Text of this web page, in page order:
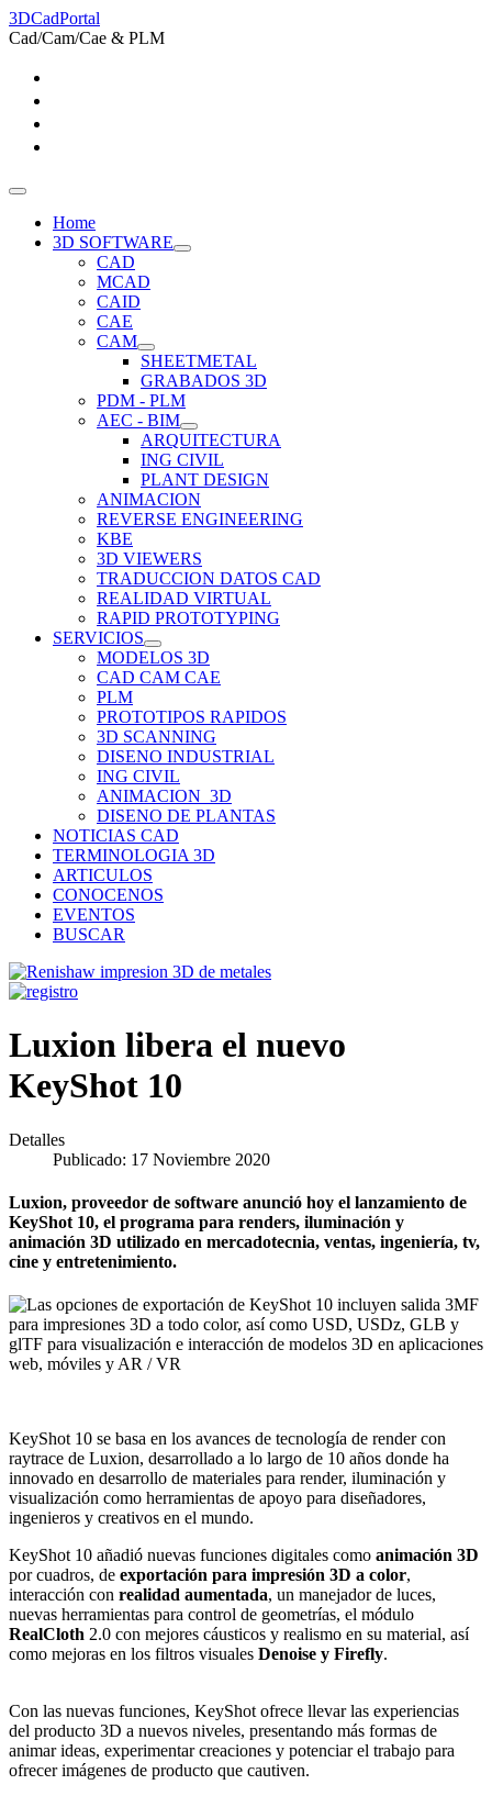
3DCadPortal
Cad/Cam/Cae & PLM
Home
3D SOFTWARE
CAD
MCAD
CAID
CAE
CAM
SHEETMETAL
GRABADOS 3D
PDM - PLM
AEC - BIM
ARQUITECTURA
ING CIVIL
PLANT DESIGN
ANIMACION
REVERSE ENGINEERING
KBE
3D VIEWERS
TRADUCCION DATOS CAD
REALIDAD VIRTUAL
RAPID PROTOTYPING
SERVICIOS
MODELOS 3D
CAD CAM CAE
PLM
PROTOTIPOS RAPIDOS
3D SCANNING
DISENO INDUSTRIAL
ING CIVIL
ANIMACION_3D
DISENO DE PLANTAS
NOTICIAS CAD
TERMINOLOGIA 3D
ARTICULOS
CONOCENOS
EVENTOS
BUSCAR
Luxion libera el nuevo
KeyShot 10
Detalles
Publicado: 17 Noviembre 2020
Luxion, proveedor de software anunció hoy el lanzamiento de
KeyShot 10, el programa para renders, iluminación y
animación 3D utilizado en mercadotecnia, ventas, ingeniería, tv,
cine y entretenimiento.
KeyShot 10 se basa en los avances de tecnología de render con
raytrace de Luxion, desarrollado a lo largo de 10 años donde ha
innovado en desarrollo de materiales para render, iluminación y
visualización como herramientas de apoyo para diseñadores,
ingenieros y creativos en el mundo.
KeyShot 10 añadió nuevas funciones digitales como animación 3D
por cuadros, de exportación para impresión 3D a color,
interacción con realidad aumentada, un manejador de luces,
nuevas herramientas para control de geometrías, el módulo
RealCloth 2.0 con mejores cáusticos y realismo en su material, así
como mejoras en los filtros visuales Denoise y Firefly.
Con las nuevas funciones, KeyShot ofrece llevar las experiencias
del producto 3D a nuevos niveles, presentando más formas de
animar ideas, experimentar creaciones y potenciar el trabajo para
ofrecer imágenes de producto que cautiven.